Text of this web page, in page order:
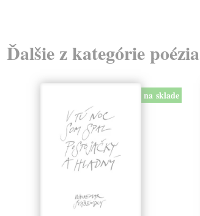
Ďalšie z kategórie poézia
na sklade